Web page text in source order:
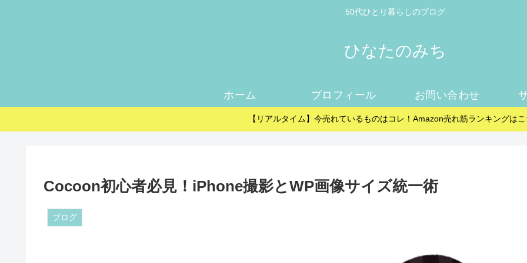
50代ひとり暮らしのブログ
ひなたのみち
ホーム プロフィール お問い合わせ
【リアルタイム】今売れているものはコレ！Amazon売れ筋ランキングはこ
Cocoon初心者必見！iPhone撮影とWP画像サイズ統一術
ブログ